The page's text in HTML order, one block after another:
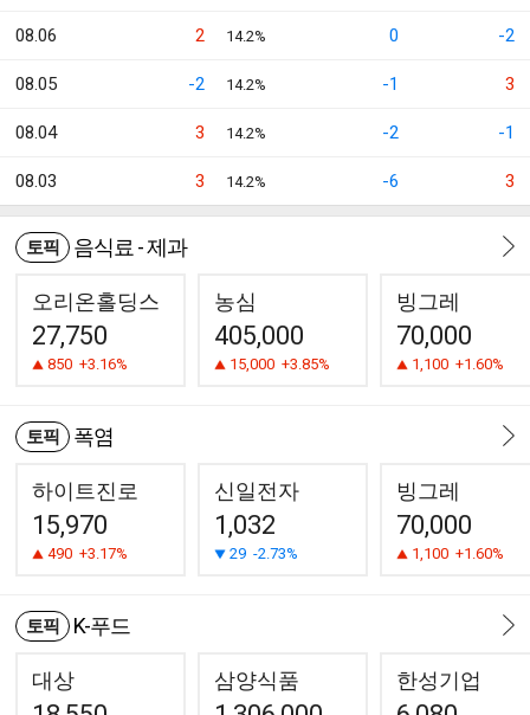
08.06 2 14.2% 0 -2
08.05 -2 14.2% -1 3
08.04 3 14.2% -2 -1
08.03 3 14.2% -6 3
토픽 음식료 - 제과
오리온홀딩스
27,750
850 +3.16%
농심
405,000
15,000 +3.85%
빙그레
70,000
1,100 +1.60%
토픽 폭염
하이트진로
15,970
490 +3.17%
신일전자
1,032
29 -2.73%
빙그레
70,000
1,100 +1.60%
토픽 K-푸드
대상 삼양식품 한성기업